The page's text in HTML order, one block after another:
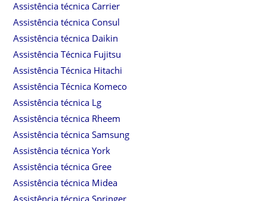
Assistência técnica Carrier
Assistência técnica Consul
Assistência técnica Daikin
Assistência Técnica Fujitsu
Assistência Técnica Hitachi
Assistência Técnica Komeco
Assistência técnica Lg
Assistência técnica Rheem
Assistência técnica Samsung
Assistência técnica York
Assistência técnica Gree
Assistência técnica Midea